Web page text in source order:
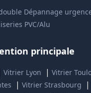
Dépannage
PVC/Alu
principale
Vitrier Lyon | Vitrier
| Vitrier Strasbourg |